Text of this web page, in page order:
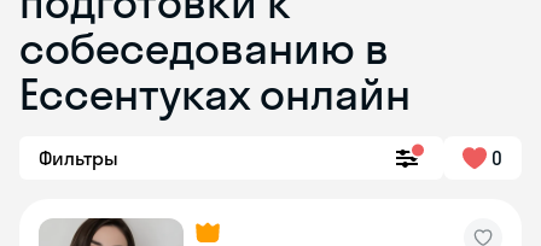
собеседованию в
Ессентуках онлайн
Фильтры 0
Skyeng Chat